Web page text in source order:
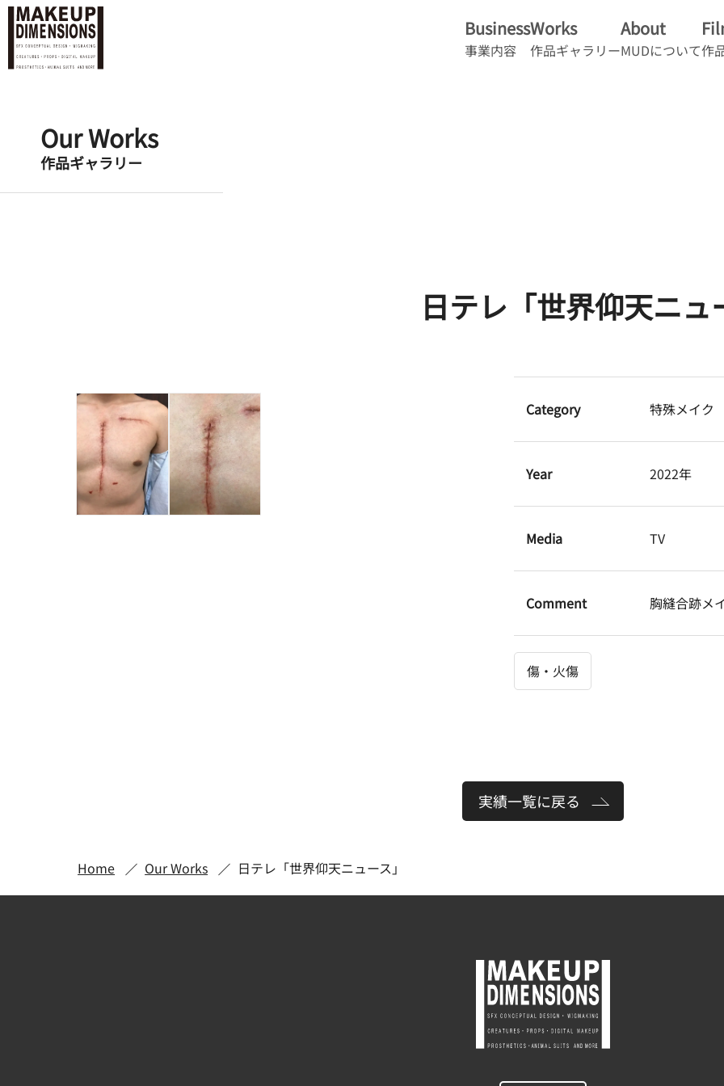
Business
事業内容
Works
作品ギャラリー
About
MUDについて作
Our Works
作品ギャラリー
日テレ「世界仰天ニュ
Category 特殊メイク
Year 2022年
Media TV
Comment 胸縫合跡メ
傷・火傷
実績一覧に戻る
Home Our Works 日テレ「世界仰天ニュース」